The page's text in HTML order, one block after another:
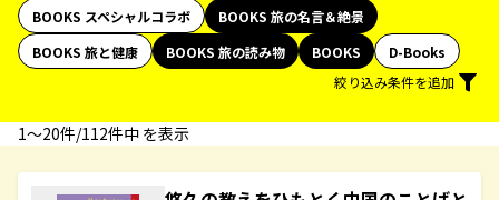
BOOKS スペシャルコラボ
BOOKS 旅の名言＆絶景
BOOKS 旅と健康
BOOKS 旅の読み物 BOOKS
D-Books
絞り込み条件を追加
1〜20件/112件中 を表示